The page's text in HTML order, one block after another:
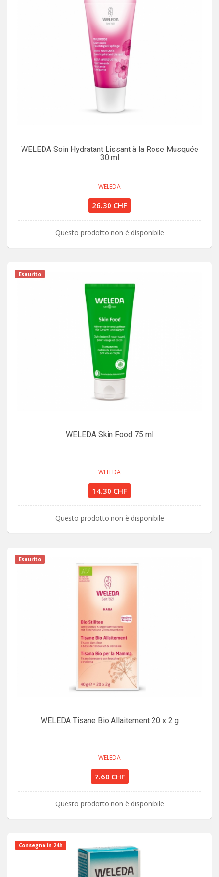
WELEDA Soin Hydratant Lissant à la Rose Musquée
30 ml
WELEDA
26.30 CHF
Questo prodotto non è disponibile
Esaurito
WELEDA Skin Food 75 ml
WELEDA
14.30 CHF
Questo prodotto non è disponibile
Esaurito
WELEDA Tisane Bio Allaitement 20 x 2 g
WELEDA
7.60 CHF
Questo prodotto non è disponibile
Consegna in 24h